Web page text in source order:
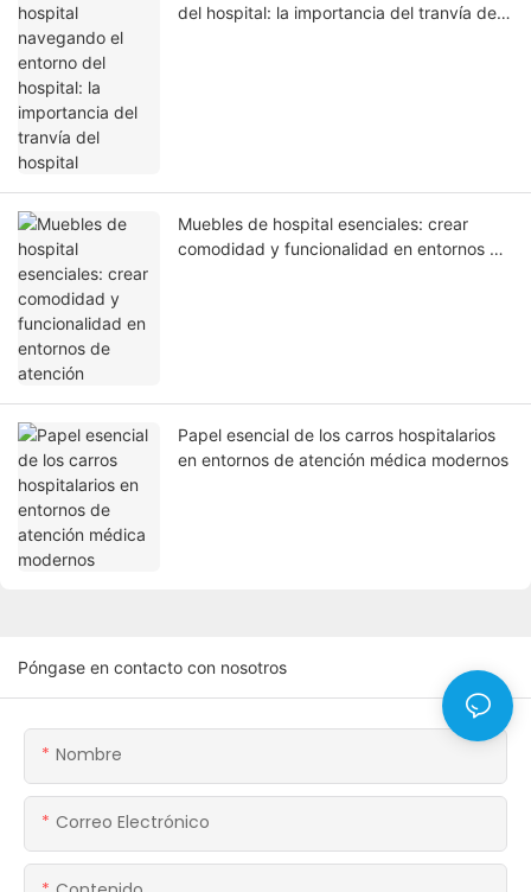
del hospital: la importancia del tranvía del
Muebles de hospital esenciales: crear
comodidad y funcionalidad en entornos de
Papel esencial de los carros hospitalarios
en entornos de atención médica modernos
Póngase en contacto con nosotros
Nombre
Correo Electrónico